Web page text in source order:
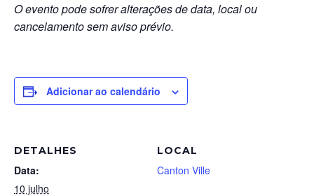
O evento pode sofrer alterações de data, local ou
cancelamento sem aviso prévio.
Adicionar ao calendário
DETALHES
Data:
10 julho
LOCAL
Canton Ville